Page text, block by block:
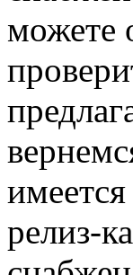
можете
релиз-